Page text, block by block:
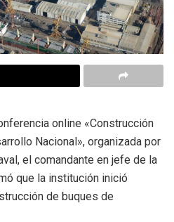
online «Construcción
Nacional», organizada por
el comandante en jefe de la
que la institución inició
de buques de